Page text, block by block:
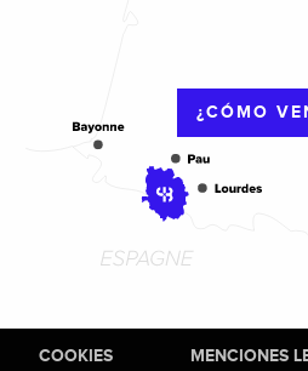
¿CÓMO
COOKIES MENCIONES